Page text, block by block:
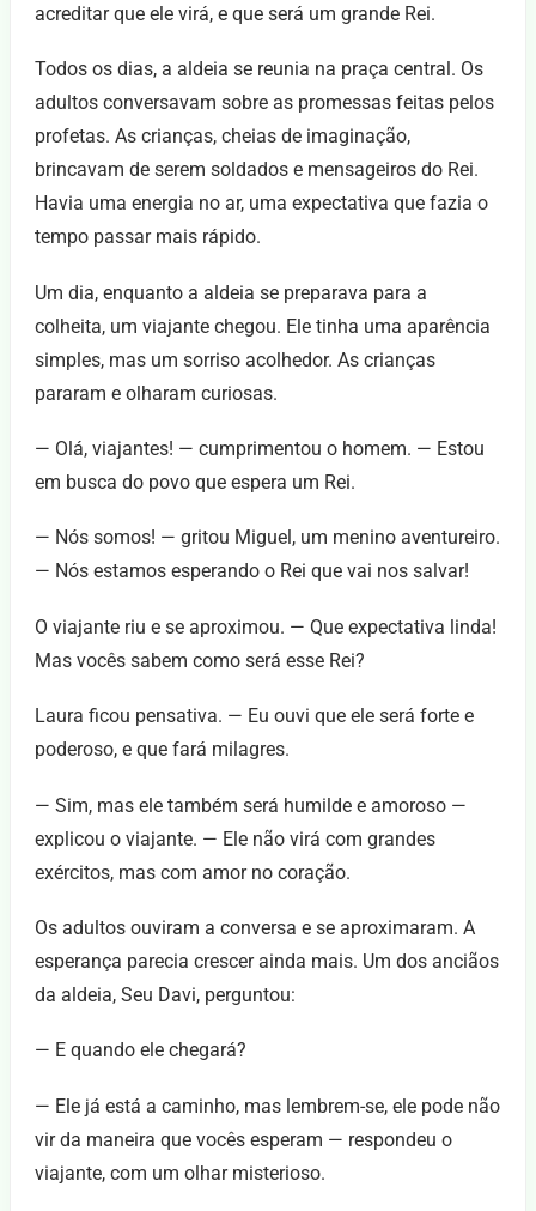
acreditar que ele virá, e que será um grande Rei.
Todos os dias, a aldeia se reunia na praça central. Os
adultos conversavam sobre as promessas feitas pelos
profetas. As crianças, cheias de imaginação,
brincavam de serem soldados e mensageiros do Rei.
Havia uma energia no ar, uma expectativa que fazia o
tempo passar mais rápido.
Um dia, enquanto a aldeia se preparava para a
colheita, um viajante chegou. Ele tinha uma aparência
simples, mas um sorriso acolhedor. As crianças
pararam e olharam curiosas.
— Olá, viajantes! — cumprimentou o homem. — Estou
em busca do povo que espera um Rei.
— Nós somos! — gritou Miguel, um menino aventureiro.
— Nós estamos esperando o Rei que vai nos salvar!
O viajante riu e se aproximou. — Que expectativa linda!
Mas vocês sabem como será esse Rei?
Laura ficou pensativa. — Eu ouvi que ele será forte e
poderoso, e que fará milagres.
— Sim, mas ele também será humilde e amoroso —
explicou o viajante. — Ele não virá com grandes
exércitos, mas com amor no coração.
Os adultos ouviram a conversa e se aproximaram. A
esperança parecia crescer ainda mais. Um dos anciãos
da aldeia, Seu Davi, perguntou:
— E quando ele chegará?
— Ele já está a caminho, mas lembrem-se, ele pode não
vir da maneira que vocês esperam — respondeu o
viajante, com um olhar misterioso.